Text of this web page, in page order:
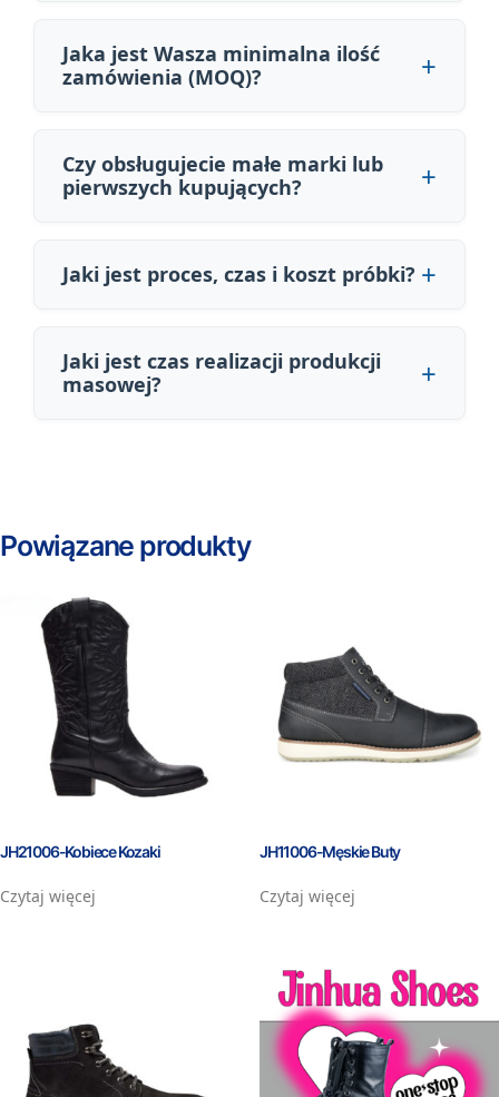
Jaka jest Wasza minimalna ilość
zamówienia (MOQ)?
Czy obsługujecie małe marki lub
pierwszych kupujących?
Jaki jest proces, czas i koszt próbki?
Jaki jest czas realizacji produkcji
masowej?
Powiązane produkty
JH21006-Kobiece Kozaki
Czytaj więcej
JH11006-Męskie Buty
Czytaj więcej